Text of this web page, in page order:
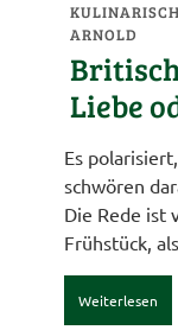
ARNOLD
Liebe
Es
schwören
Die Rede ist
Frühstück,
Weiterlesen